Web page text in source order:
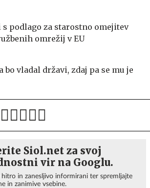
podlago za starostno omejitev
omrežij v EU
bo vladal državi, zdaj pa se mu je
Siol.net za svoj
vir na Googlu.
hitro in zanesljivo informirani ter spremljajte
in zanimive vsebine.